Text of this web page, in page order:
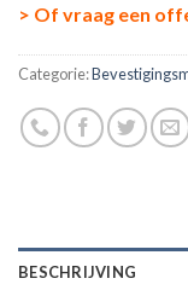
> Of vraag een
Categorie:
BESCHRIJVING